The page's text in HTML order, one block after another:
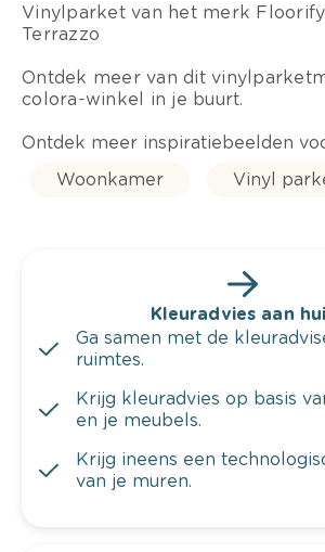
Vinylparket van het merk
Terrazzo
Ontdek meer van dit
colora-winkel in je buurt.
Ontdek meer inspiratiebeelden
Woonkamer
Vinyl
Kleuradvies aan
Ga samen met de
ruimtes.
Krijg kleuradvies op basis
en je meubels.
Krijg ineens een
van je muren.